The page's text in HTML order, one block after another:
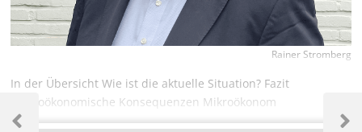
Rainer Stromberg
In der Übersicht Wie ist die aktuelle Situation? Fazit
Makroökonomische Konsequenzen Mikroökonom